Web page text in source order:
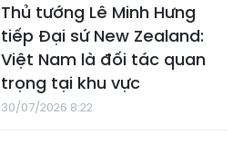
Thủ tướng Lê Minh Hưng
tiếp Đại sứ New Zealand:
Việt Nam là đối tác quan
trọng tại khu vực
30/07/2026 8:22